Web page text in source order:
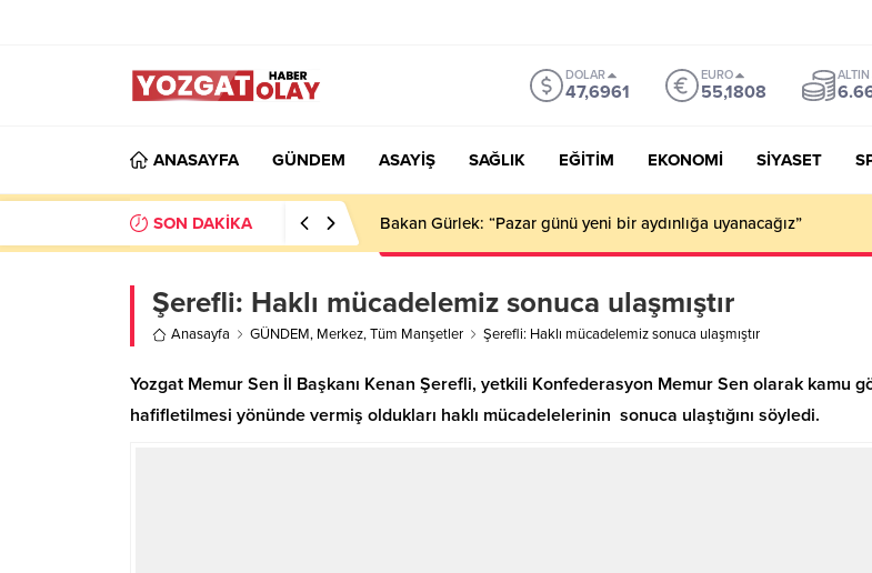
DOLAR
47,6961
EURO
55,1808
ALTIN
ANASAYFA GÜNDEM ASAYİŞ SAĞLIK EĞİTİM EKONOMİ SİYASET
SON DAKİKA Bakan Gürlek: “Pazar günü yeni bir aydınlığa uyanacağız”
Şerefli: Haklı mücadelemiz sonuca ulaşmıştır
Anasayfa GÜNDEM, Merkez,Tüm Manşetler Şerefli: Haklı mücadelemiz sonuca ulaşmıştır
Yozgat Memur Sen İl Başkanı Kenan Şerefli, yetkili Konfederasyon Memur Sen olarak kamu
hafifletilmesi yönünde vermiş oldukları haklı mücadelelerinin sonuca ulaştığını söyledi.